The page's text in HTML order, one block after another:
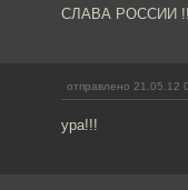
СЛАВА РОССИИ
отправлено 21.05.12
ура!!!